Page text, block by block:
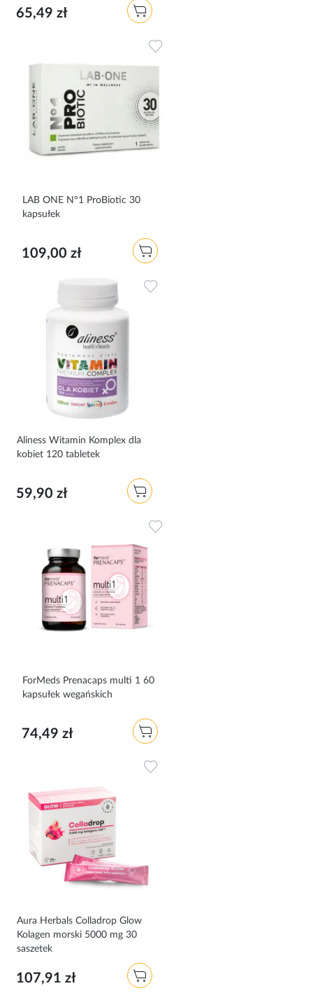
65,49 zł
LAB ONE N°1 ProBiotic 30
kapsułek
109,00 zł
Aliness Witamin Komplex dla
kobiet 120 tabletek
59,90 zł
Dodaj do ulubionych
ForMeds Prenacaps multi 1 60
kapsułek wegańskich
74,49 zł
Aura Herbals Colladrop Glow
Kolagen morski 5000 mg 30
saszetek
107,91 zł
Dodaj do ulubionych